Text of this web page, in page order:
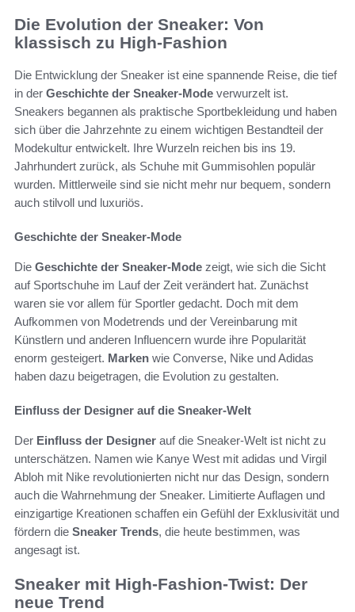
Die Evolution der Sneaker: Von
klassisch zu High-Fashion
Die Entwicklung der Sneaker ist eine spannende Reise, die tief
in der Geschichte der Sneaker-Mode verwurzelt ist.
Sneakers begannen als praktische Sportbekleidung und haben
sich über die Jahrzehnte zu einem wichtigen Bestandteil der
Modekultur entwickelt. Ihre Wurzeln reichen bis ins 19.
Jahrhundert zurück, als Schuhe mit Gummisohlen populär
wurden. Mittlerweile sind sie nicht mehr nur bequem, sondern
auch stilvoll und luxuriös.
Geschichte der Sneaker-Mode
Die Geschichte der Sneaker-Mode zeigt, wie sich die Sicht
auf Sportschuhe im Lauf der Zeit verändert hat. Zunächst
waren sie vor allem für Sportler gedacht. Doch mit dem
Aufkommen von Modetrends und der Vereinbarung mit
Künstlern und anderen Influencern wurde ihre Popularität
enorm gesteigert. Marken wie Converse, Nike und Adidas
haben dazu beigetragen, die Evolution zu gestalten.
Einfluss der Designer auf die Sneaker-Welt
Der Einfluss der Designer auf die Sneaker-Welt ist nicht zu
unterschätzen. Namen wie Kanye West mit adidas und Virgil
Abloh mit Nike revolutionierten nicht nur das Design, sondern
auch die Wahrnehmung der Sneaker. Limitierte Auflagen und
einzigartige Kreationen schaffen ein Gefühl der Exklusivität und
fördern die Sneaker Trends, die heute bestimmen, was
angesagt ist.
Sneaker mit High-Fashion-Twist: Der
neue Trend